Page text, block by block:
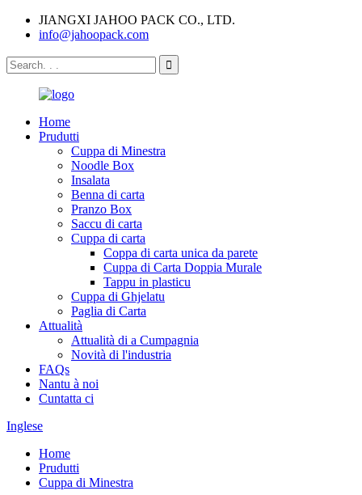
JIANGXI JAHOO PACK CO., LTD.
info@jahoopack.com
Home
Prudutti
Cuppa di Minestra
Noodle Box
Insalata
Benna di carta
Pranzo Box
Saccu di carta
Cuppa di carta
Coppa di carta unica da parete
Cuppa di Carta Doppia Murale
Tappu in plasticu
Cuppa di Ghjelatu
Paglia di Carta
Attualità
Attualità di a Cumpagnia
Novità di l'industria
FAQs
Nantu à noi
Cuntatta ci
Inglese
Home
Prudutti
Cuppa di Minestra